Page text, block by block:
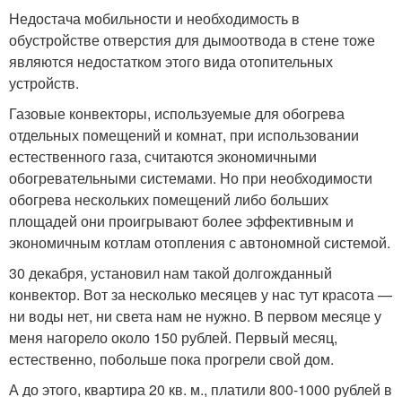
Недостача мобильности и необходимость в
обустройстве отверстия для дымоотвода в стене тоже
являются недостатком этого вида отопительных
устройств.
Газовые конвекторы, используемые для обогрева
отдельных помещений и комнат, при использовании
естественного газа, считаются экономичными
обогревательными системами. Но при необходимости
обогрева нескольких помещений либо больших
площадей они проигрывают более эффективным и
экономичным котлам отопления с автономной системой.
30 декабря, установил нам такой долгожданный
конвектор. Вот за несколько месяцев у нас тут красота —
ни воды нет, ни света нам не нужно. В первом месяце у
меня нагорело около 150 рублей. Первый месяц,
естественно, побольше пока прогрели свой дом.
А до этого, квартира 20 кв. м., платили 800-1000 рублей в